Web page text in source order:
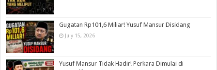
Gugatan Rp101,6 Miliar! Yusuf Mansur Disidang
July 15, 2026
Yusuf Mansur Tidak Hadir! Perkara Dimulai di